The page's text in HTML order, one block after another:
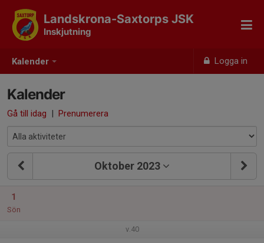
Kalender Logga in
Landskrona-Saxtorps JSK
Inskjutning
Kalender
Gå till idag | Prenumerera
Oktober 2023
1
Sön
v.40